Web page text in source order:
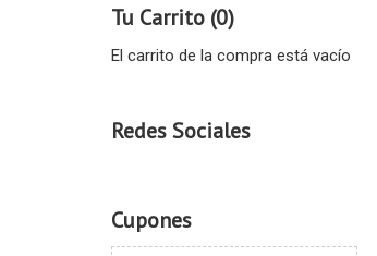
Tu Carrito (0)
El carrito de la compra está vacío
Redes Sociales
Cupones